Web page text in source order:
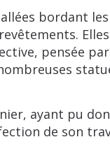
bordant les
pensée
pu
de son